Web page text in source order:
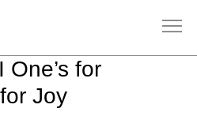
One’s for
Joy